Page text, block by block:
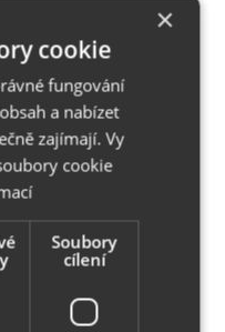
×
cookie
fungování
a nabízet
zajímají. Vy
cookie
Soubory
cílení